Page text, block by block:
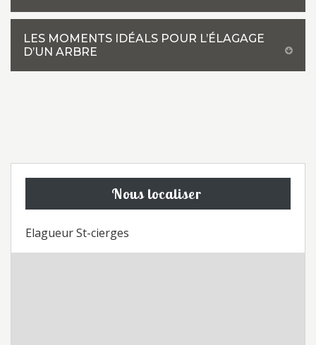
LES MOMENTS IDÉALS POUR L’ÉLAGAGE
D’UN ARBRE
Nous localiser
Elagueur St-cierges